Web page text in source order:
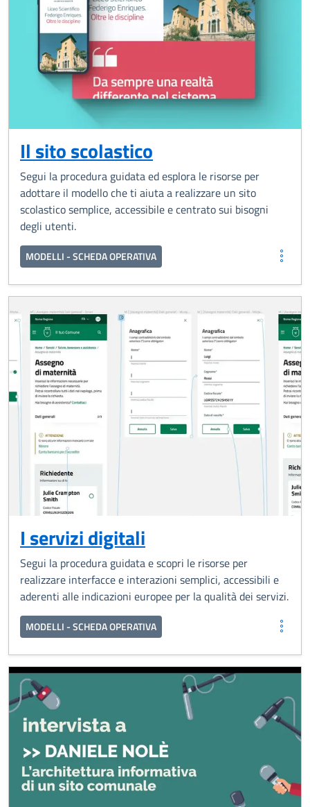
Il sito scolastico
Segui la procedura guidata ed esplora le risorse per
adottare il modello che ti aiuta a realizzare un sito
scolastico semplice, accessibile e centrato sui bisogni
degli utenti.
MODELLI - SCHEDA OPERATIVA
I servizi digitali
Segui la procedura guidata e scopri le risorse per
realizzare interfacce e interazioni semplici, accessibili e
aderenti alle indicazioni europee per la qualità dei servizi.
MODELLI - SCHEDA OPERATIVA